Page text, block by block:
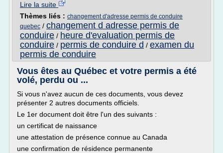
Lire la suite
Thèmes liés : changement d'adresse permis de conduire
quebec / changement d adresse permis de
conduire / heure d'evaluation permis de
conduire / permis de conduire d / examen du
permis de conduire
Vous êtes au Québec et votre permis a été
volé, perdu ou ...
Si vous n'avez aucun de ces documents, vous devez
présenter 2 autres documents officiels.
Le 1er document doit être l'un des suivants :
un certificat de naissance
une attestation de présence connue au Canada
une confirmation de résidence permanente